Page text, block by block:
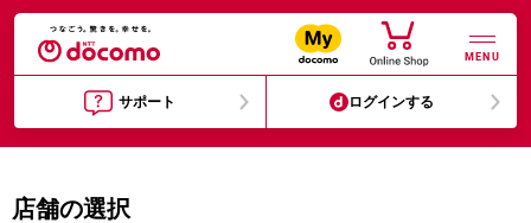
MENU
サポート ログインする
店舗の選択